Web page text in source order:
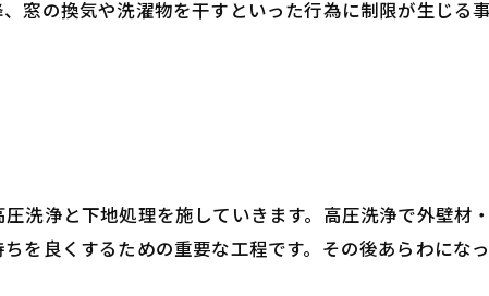
窓の換気や洗濯物を干すといった行為に制限が生じる
洗浄と下地処理を施していきます。高圧洗浄で外壁材
を良くするための重要な工程です。その後あらわにな